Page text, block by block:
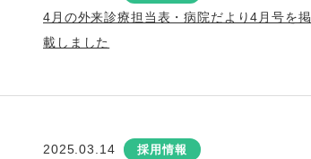
4月の外来診療担当表・病院だより4月号を掲
載しました
2025.03.14 採用情報